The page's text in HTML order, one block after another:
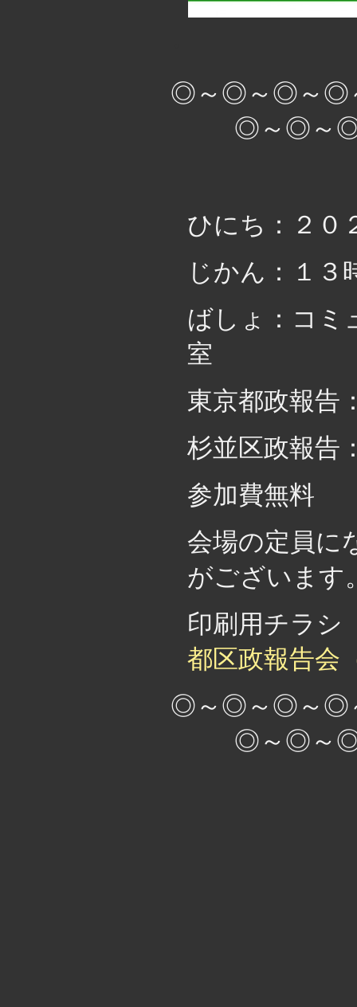
◎～◎～◎～◎
◎～◎～
ひにち：２０
じかん：１３
ばしょ：コミ
室
東京都政報告
杉並区政報告
参加費無料
会場の定員に
がございます
印刷用チ
都区政報告会
◎～◎～◎～◎
◎～◎～